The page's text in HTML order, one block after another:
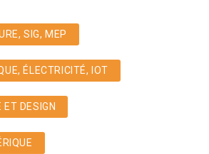
SIG, MEP
ÉLECTRICITÉ, IOT
DESIGN